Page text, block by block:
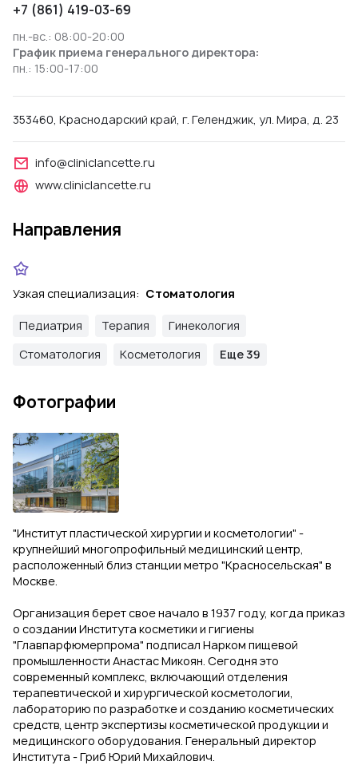
+7 (861) 419-03-69
пн.-вс.: 08:00-20:00
График приема генерального директора:
пн.: 15:00-17:00
353460, Краснодарский край, г. Геленджик, ул. Мира, д. 23
info@cliniclancette.ru
www.cliniclancette.ru
Направления
Узкая специализация: Стоматология
Педиатрия Терапия
Гинекология
Стоматология
Косметология Еще 39
Фотографии
"Институт пластической хирургии и косметологии" -
крупнейший многопрофильный медицинский центр,
расположенный близ станции метро "Красносельская" в
Москве.
Организация берет свое начало в 1937 году, когда приказ
о создании Института косметики и гигиены
"Главпарфюмерпрома" подписал Нарком пищевой
промышленности Анастас Микоян. Сегодня это
современный комплекс, включающий отделения
терапевтической и хирургической косметологии,
лабораторию по разработке и созданию косметических
средств, центр экспертизы косметической продукции и
медицинского оборудования. Генеральный директор
Института - Гриб Юрий Михайлович.